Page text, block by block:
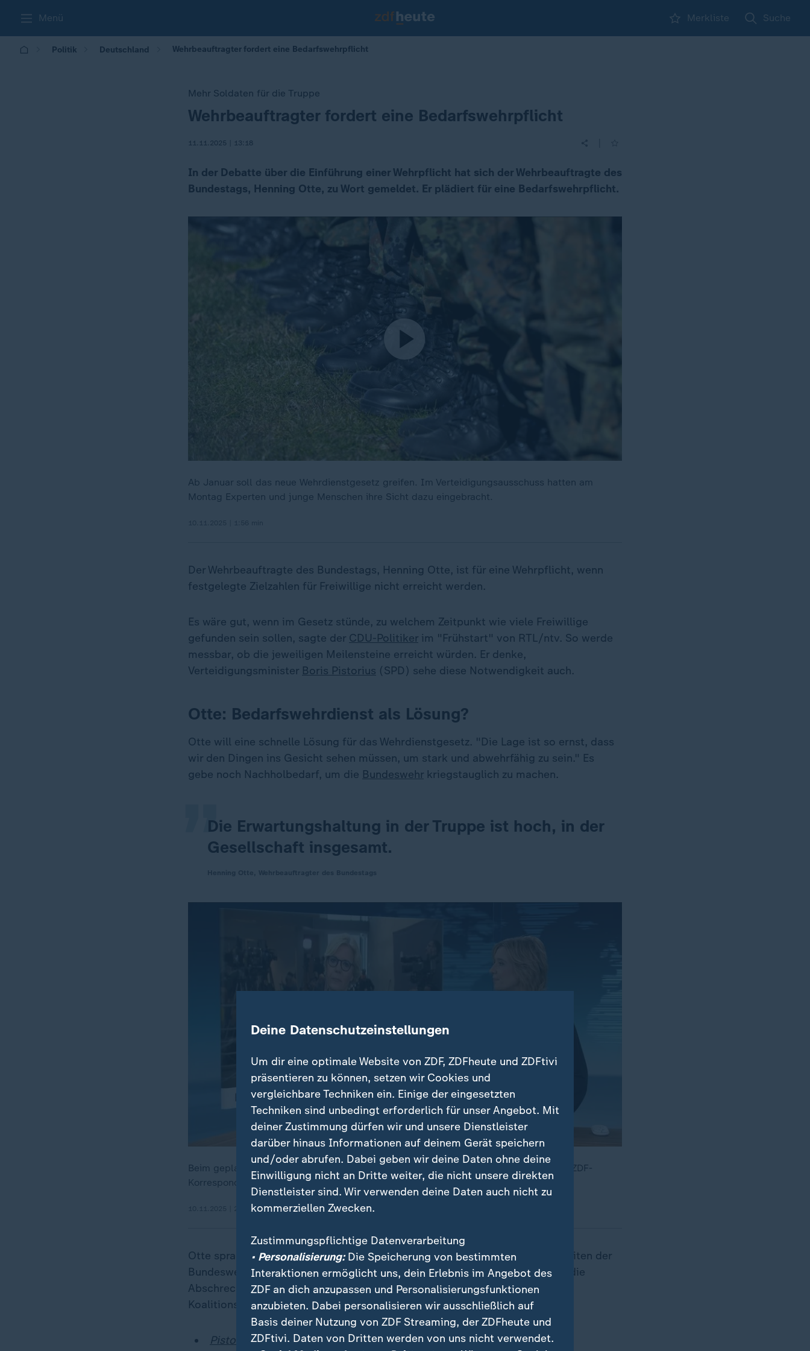
Menü Merkliste Suche
Politik Deutschland Wehrbeauftragter fordert eine Bedarfswehrpflicht
Mehr Soldaten für die Truppe
:
Wehrbeauftragter fordert eine Bedarfswehrpflicht
11.11.2025 | 13:18
In der Debatte über die Einführung einer Wehrpflicht hat sich der Wehrbeauftragte des
Bundestags, Henning Otte, zu Wort gemeldet. Er plädiert für eine Bedarfswehrpflicht.
Ab Januar soll das neue Wehrdienstgesetz greifen. Im Verteidigungsausschuss hatten am
Montag Experten und junge Menschen ihre Sicht dazu eingebracht.
Der Wehrbeauftragte des Bundestags, Henning Otte, ist für eine Wehrpflicht, wenn
festgelegte Zielzahlen für Freiwillige nicht erreicht werden.
Es wäre gut, wenn im Gesetz stünde, zu welchem Zeitpunkt wie viele Freiwillige
gefunden sein sollen, sagte der CDU-Politiker im "Frühstart" von RTL/ntv. So werde
messbar, ob die jeweiligen Meilensteine erreicht würden. Er denke,
Verteidigungsminister Boris Pistorius (SPD) sehe diese Notwendigkeit auch.
Otte: Bedarfswehrdienst als Lösung?
Otte will eine schnelle Lösung für das Wehrdienstgesetz. "Die Lage ist so ernst, dass
wir den Dingen ins Gesicht sehen müssen, um stark und abwehrfähig zu sein." Es
gebe noch Nachholbedarf, um die Bundeswehr kriegstauglich zu machen.
Die Erwartungshaltung in der Truppe ist hoch, in der
Gesellschaft insgesamt.
„
Beim geplanten Wehrdienst-Gesetz scheint ein "Losverfahren vom Tisch zu sein", so ZDF-
Korrespondentin Ines Trams.
10.11.2025 | 2:02 min
Otte sprach sich für einen "Bedarfswehrdienst" aus, der sich an den Fähigkeiten der
Bundeswehr orientiere. "Denn darum geht es: Die Truppe zu stärken, damit die
Abschreckung glaubhaft gelingt." Er sei zuversichtlich, dass sich die
Koalitionsfraktionen in dieser Woche einigten.
Pistorius zu Wehrdienst: "Endergebnis" diese Woche möglich
Deine Datenschutzeinstellungen
Um dir eine optimale Website von ZDF, ZDFheute und ZDFtivi
präsentieren zu können, setzen wir Cookies und
vergleichbare Techniken ein. Einige der eingesetzten
Techniken sind unbedingt erforderlich für unser Angebot. Mit
deiner Zustimmung dürfen wir und unsere Dienstleister
darüber hinaus Informationen auf deinem Gerät speichern
und/oder abrufen. Dabei geben wir deine Daten ohne deine
Einwilligung nicht an Dritte weiter, die nicht unsere direkten
Dienstleister sind. Wir verwenden deine Daten auch nicht zu
kommerziellen Zwecken.
Zustimmungspflichtige Datenverarbeitung
• Personalisierung:Die Speicherung von bestimmten
Interaktionen ermöglicht uns, dein Erlebnis im Angebot des
ZDF an dich anzupassen und Personalisierungsfunktionen
anzubieten. Dabei personalisieren wir ausschließlich auf
Basis deiner Nutzung von ZDF Streaming, der ZDFheute und
ZDFtivi. Daten von Dritten werden von uns nicht verwendet.